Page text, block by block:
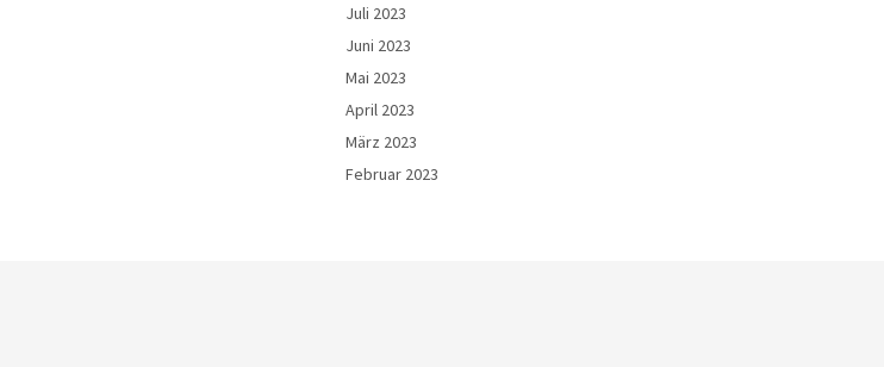
Juli 2023
Juni 2023
Mai 2023
April 2023
März 2023
Februar 2023